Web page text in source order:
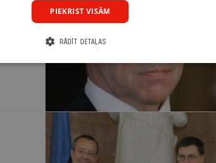
PIEKRIST VISĀM
RĀDĪT DETAĻAS